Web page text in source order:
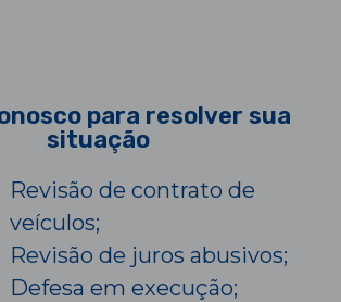
para resolver sua
situação
Revisão de contrato de
veículos;
Revisão de juros abusivos;
Defesa em execução;